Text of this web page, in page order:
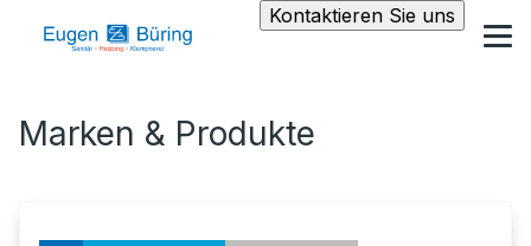
Kontaktieren Sie uns
Marken & Produkte